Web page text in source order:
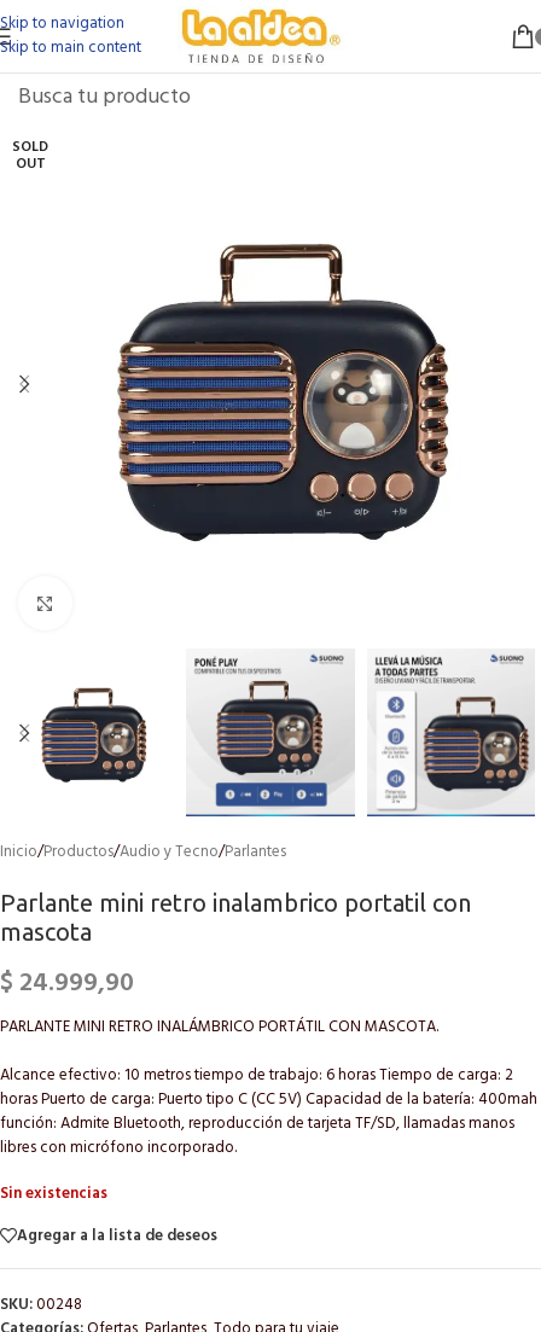
Skip to navigation
Skip to main content
SOLD
OUT
Inicio/Productos/Audio y Tecno/Parlantes
Parlante mini retro inalambrico portatil con
mascota
$ 24.999,90
PARLANTE MINI RETRO INALÁMBRICO PORTÁTIL CON MASCOTA.
Alcance efectivo: 10 metros tiempo de trabajo: 6 horas Tiempo de carga: 2
horas Puerto de carga: Puerto tipo C (CC 5V) Capacidad de la batería: 400mah
función: Admite Bluetooth, reproducción de tarjeta TF/SD, llamadas manos
libres con micrófono incorporado.
Sin existencias
Agregar a la lista de deseos
SKU:00248